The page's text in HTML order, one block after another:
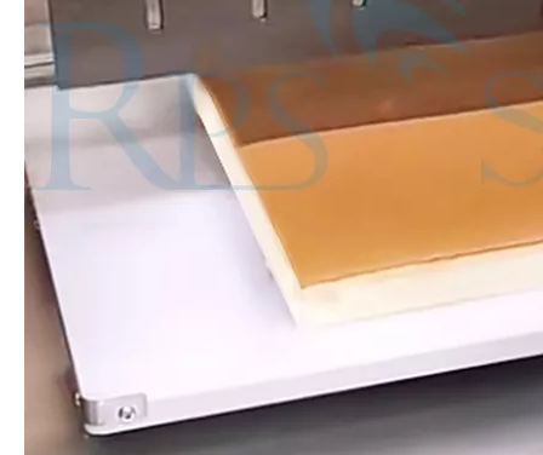
Actualmente, la investigación sobre la extracción de antioxidantes